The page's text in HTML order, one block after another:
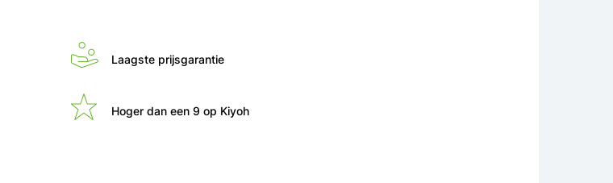
Laagste prijsgarantie
Hoger dan een 9 op Kiyoh